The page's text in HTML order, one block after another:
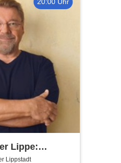
20:00 Uhr
Lippe:
- Comedy-
Lippstadt